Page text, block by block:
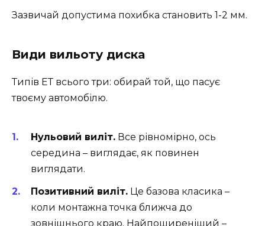
Зазвичай допустима похибка становить 1-2 мм.
Види вильоту диска
Типів ЕТ всього три: обирай той, що пасує
твоєму автомобілю.
Нульовий виліт. Все рівномірно, ось
середина – виглядає, як повинен
виглядати.
Позитивний виліт. Це базова класика –
коли монтажна точка ближча до
зовнішнього краю. Найпоширеніший –